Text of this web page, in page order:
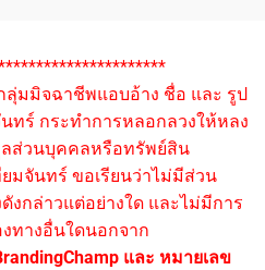
มมิจฉาชีพแอบอ้าง ชื่อ และ รูป
ทร์ กระทำการหลอกลวงให้หลง
ลส่วนบุคคลหรือทรัพย์สิน
มจันทร์ ขอเรียนว่าไม่มีส่วน
ดังกล่าวแต่อย่างใด และไม่มีการ
ทางอื่นใดนอกจาก
และ หมายเลข